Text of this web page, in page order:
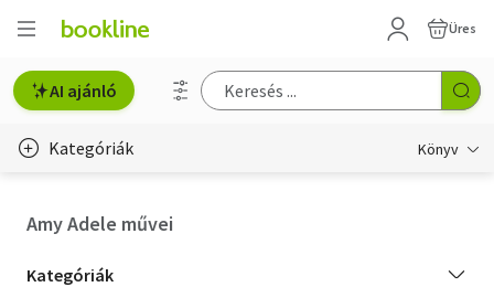
Üres
AI ajánló
Kategóriák Könyv
Amy Adele művei
Kategória
Kategóriák